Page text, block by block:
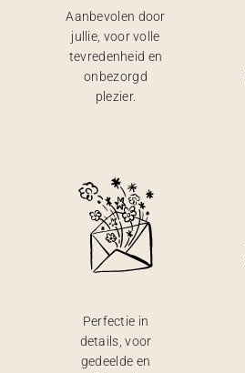
Aanbevolen door
jullie, voor volle
tevredenheid en
onbezorgd
plezier.
Perfectie in
details, voor
gedeelde en